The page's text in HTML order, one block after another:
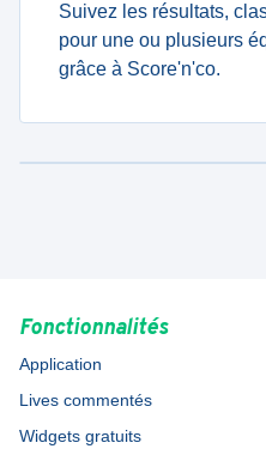
Suivez les résultats,
pour une ou plusieurs
grâce à Score'n'co.
Fonctionnalités
Application
Lives commentés
Widgets gratuits